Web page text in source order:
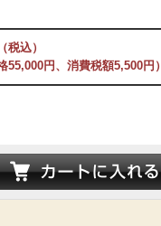
税込）
55,000円、消費税額5,500円）